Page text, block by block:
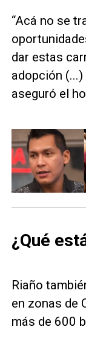
“Acá no se
dar estas
adopción
aseguró el
¿Qué
Riaño
en zonas de
más de 600